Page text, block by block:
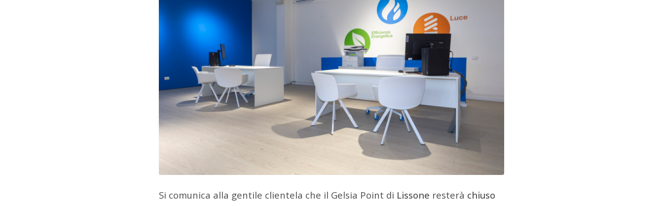
Si comunica alla gentile clientela che il Gelsia Point di Lissone resterà chiuso